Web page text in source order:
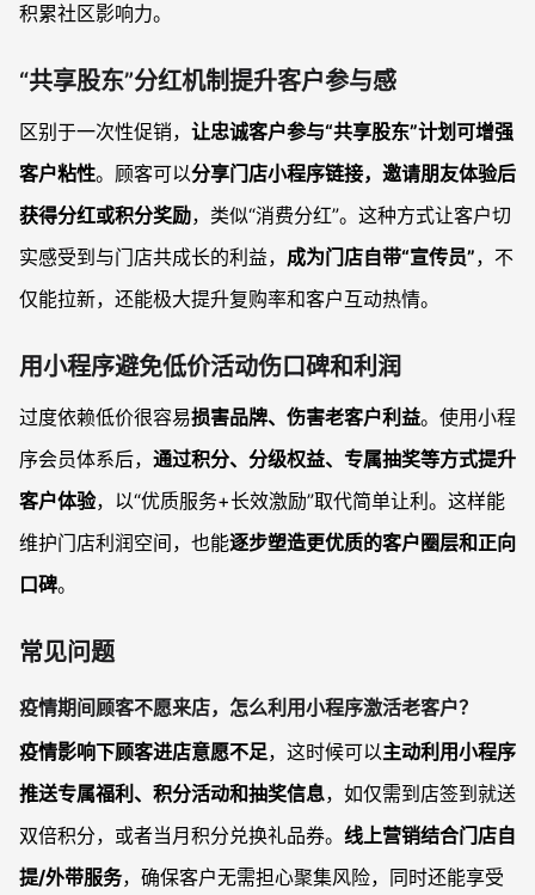
积累社区影响力。
“共享股东”分红机制提升客户参与感
区别于一次性促销， 让忠诚客户参与“共享股东”计划可增强
客户粘性。顾客可以分享门店小程序链接，邀请朋友体验后
获得分红或积分奖励，类似“消费分红”。这种方式让客户切
实感受到与门店共成长的利益， 成为门店自带“宣传员”，不
仅能拉新，还能极大提升复购率和客户互动热情。
用小程序避免低价活动伤口碑和利润
过度依赖低价很容易损害品牌、伤害老客户利益。使用小程
序会员体系后， 通过积分、分级权益、专属抽奖等方式提升
客户体验，以“优质服务+长效激励”取代简单让利。这样能
维护门店利润空间，也能逐步塑造更优质的客户圈层和正向
口碑。
常见问题
疫情期间顾客不愿来店，怎么利用小程序激活老客户？
疫情影响下顾客进店意愿不足，这时候可以主动利用小程序
推送专属福利、积分活动和抽奖信息，如仅需到店签到就送
双倍积分，或者当月积分兑换礼品券。 线上营销结合门店自
提/外带服务，确保客户无需担心聚集风险，同时还能享受